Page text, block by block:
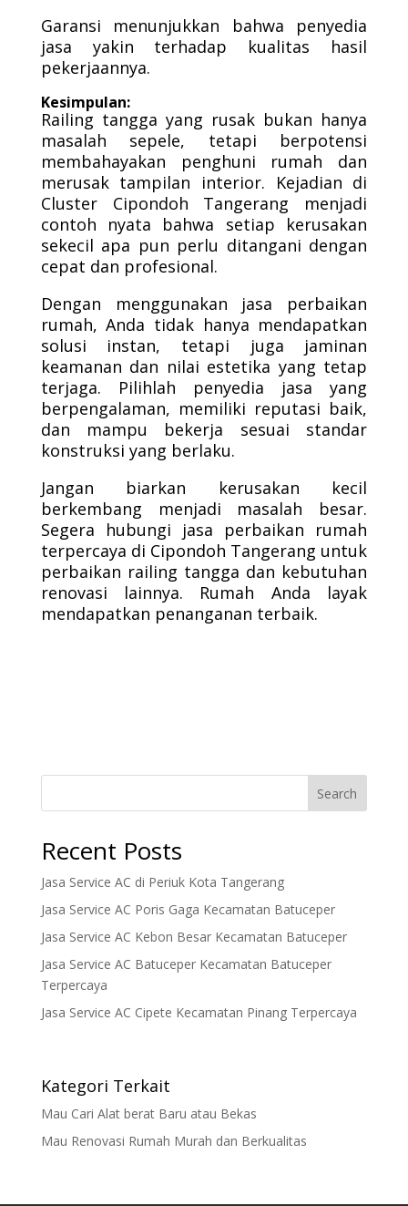
Garansi menunjukkan bahwa penyedia
jasa yakin terhadap kualitas hasil
pekerjaannya.
Kesimpulan:
Railing tangga yang rusak bukan hanya
masalah sepele, tetapi berpotensi
membahayakan penghuni rumah dan
merusak tampilan interior. Kejadian di
Cluster Cipondoh Tangerang menjadi
contoh nyata bahwa setiap kerusakan
sekecil apa pun perlu ditangani dengan
cepat dan profesional.
Dengan menggunakan jasa perbaikan
rumah, Anda tidak hanya mendapatkan
solusi instan, tetapi juga jaminan
keamanan dan nilai estetika yang tetap
terjaga. Pilihlah penyedia jasa yang
berpengalaman, memiliki reputasi baik,
dan mampu bekerja sesuai standar
konstruksi yang berlaku.
Jangan biarkan kerusakan kecil
berkembang menjadi masalah besar.
Segera hubungi jasa perbaikan rumah
terpercaya di Cipondoh Tangerang untuk
perbaikan railing tangga dan kebutuhan
renovasi lainnya. Rumah Anda layak
mendapatkan penanganan terbaik.
Search
Recent Posts
Jasa Service AC di Periuk Kota Tangerang
Jasa Service AC Poris Gaga Kecamatan Batuceper
Jasa Service AC Kebon Besar Kecamatan Batuceper
Jasa Service AC Batuceper Kecamatan Batuceper
Terpercaya
Jasa Service AC Cipete Kecamatan Pinang Terpercaya
Kategori Terkait
Mau Cari Alat berat Baru atau Bekas
Mau Renovasi Rumah Murah dan Berkualitas